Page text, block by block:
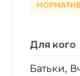
Для кого
Батьки,